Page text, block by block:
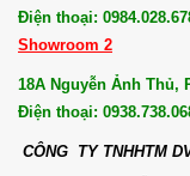
Điện thoại:
Showroom 2
18A Nguyễn Ảnh Thủ,
Điện thoại:
CÔNG TY TNHHTM